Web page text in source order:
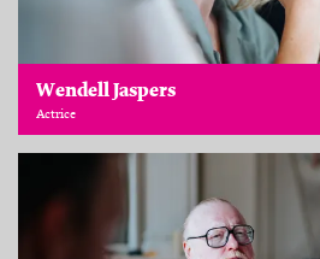
Wendell Jaspers
Actrice